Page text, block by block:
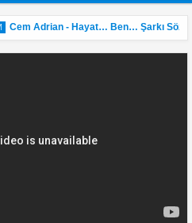
Cem Adrian - Hayat… Ben… Şarkı Sözü